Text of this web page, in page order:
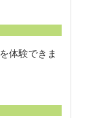
体験できま